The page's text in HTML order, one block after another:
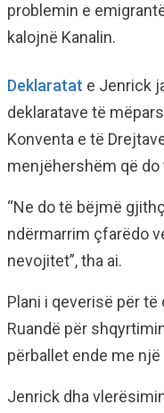
problemin e
kalojnë Kanalin.
Deklaratat e Jenrick
deklaratave të
Konventa e të
menjëhershëm që
“Ne do të bëjmë
ndërmarrim çfarëdo
nevojitet”, tha ai.
Plani i qeverisë për
Ruandë për
përballet ende me
Jenrick dha